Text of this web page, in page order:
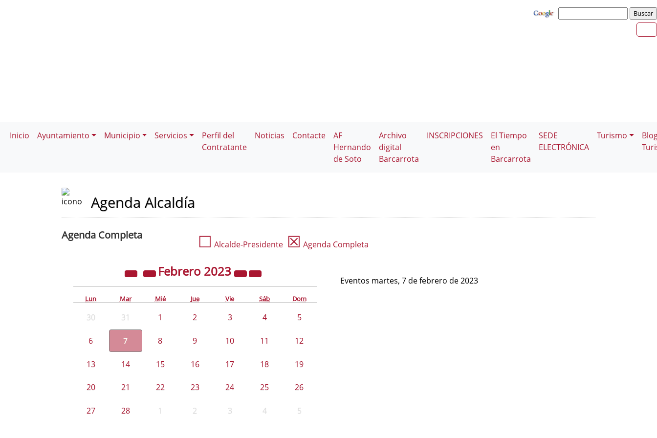
Inicio Ayuntamiento Municipio Servicios
Perfil del
Contratante
Noticias Contacte
AF
Hernando
de Soto
Archivo
digital
Barcarrota
INSCRIPCIONES
El Tiempo
en
Barcarrota
SEDE
ELECTRÓNICA
Turismo
Agenda Alcaldía
Agenda Completa ☐ Alcalde-Presidente ☒ Agenda Completa
Febrero 2023
Lun Mar Mié Jue Vie Sáb Dom
30 31 1 2 3 4 5
6 7 8 9 10 11 12
13 14 15 16 17 18 19
20 21 22 23 24 25 26
27 28 1 2 3 4 5
Eventos martes, 7 de febrero de 2023